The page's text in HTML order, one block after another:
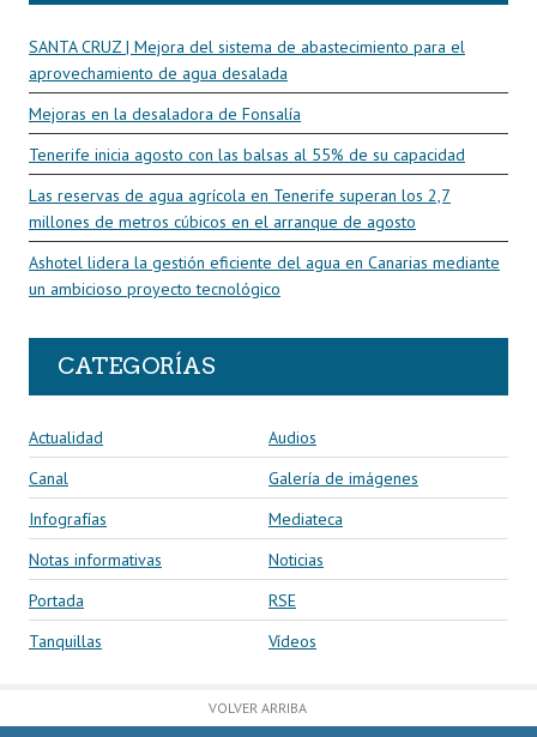
SANTA CRUZ | Mejora del sistema de abastecimiento para el
aprovechamiento de agua desalada
Mejoras en la desaladora de Fonsalía
Tenerife inicia agosto con las balsas al 55% de su capacidad
Las reservas de agua agrícola en Tenerife superan los 2,7
millones de metros cúbicos en el arranque de agosto
Ashotel lidera la gestión eficiente del agua en Canarias mediante
un ambicioso proyecto tecnológico
CATEGORÍAS
Actualidad
Audios
Canal
Galería de imágenes
Infografías
Mediateca
Notas informativas
Noticias
Portada
RSE
Tanquillas
Vídeos
VOLVER ARRIBA